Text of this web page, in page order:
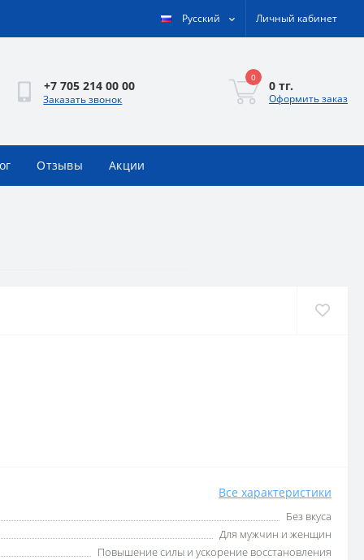
Русский Личный кабинет
+7 705 214 00 00
Заказать звонок
0
0 тг.
Оформить заказ
Отзывы Акции
Все характеристики
Без вкуса
Для мужчин и женщин
Повышение силы и ускорение восстановления